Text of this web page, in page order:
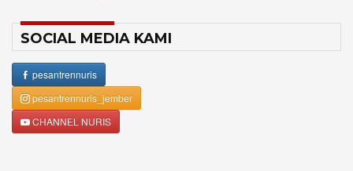
SOCIAL MEDIA KAMI
pesantrennuris
pesantrennuris_jember
CHANNEL NURIS